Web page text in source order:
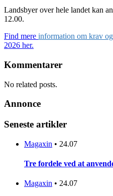
Landsbyer over hele landet kan
12.00.
Find mere information om krav
2026 her.
Kommentarer
No related posts.
Annonce
Seneste artikler
Magaxin • 24.07
Tre fordele ved at
Magaxin • 24.07